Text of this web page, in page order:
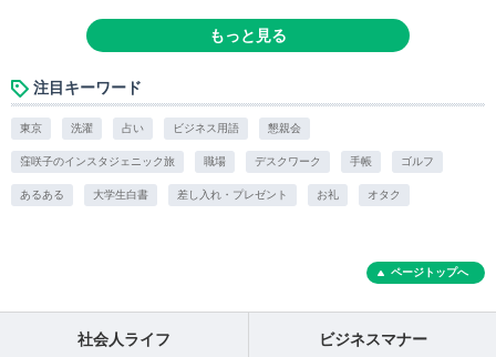
もっと見る
注目キーワード
東京 洗濯 占い ビジネス用語 懇親会
窪咲子のインスタジェニック旅 職場 デスクワーク 手帳 ゴルフ
あるある 大学生白書 差し入れ・プレゼント お礼 オタク
ページトップへ
社会人ライフ ビジネスマナー